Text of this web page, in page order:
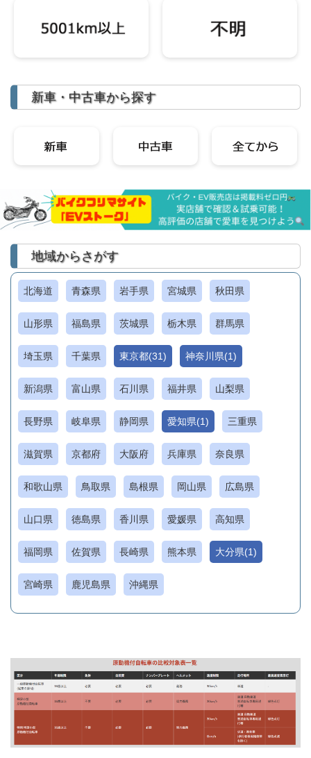
新車・中古車から探す
地域からさがす
北海道 青森県 岩手県 宮城県 秋田県
山形県 福島県 茨城県 栃木県 群馬県
埼玉県 千葉県 東京都(31) 神奈川県(1)
新潟県 富山県 石川県 福井県 山梨県
長野県 岐阜県 静岡県 愛知県(1) 三重県
滋賀県 京都府 大阪府 兵庫県 奈良県
和歌山県 鳥取県 島根県 岡山県 広島県
山口県 徳島県 香川県 愛媛県 高知県
福岡県 佐賀県 長崎県 熊本県 大分県(1)
宮崎県 鹿児島県 沖縄県